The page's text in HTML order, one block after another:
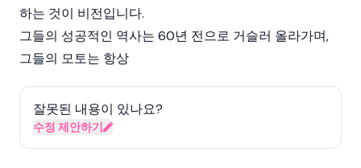
하는 것이 비전입니다.
그들의 성공적인 역사는 60년 전으로 거슬러 올라가며,
그들의 모토는 항상
잘못된 내용이 있나요?
수정 제안하기